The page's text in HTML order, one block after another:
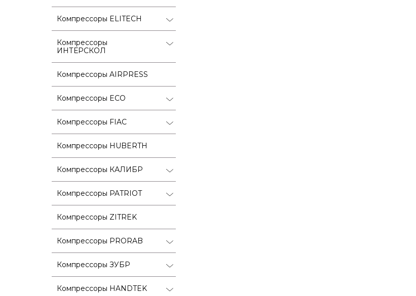
Компрессоры ELITECH
Компрессоры
ИНТЕРСКОЛ
Компрессоры AIRPRESS
Компрессоры ECO
Компрессоры FIAC
Компрессоры HUBERTH
Компрессоры КАЛИБР
Компрессоры PATRIOT
Компрессоры ZITREK
Компрессоры PRORAB
Компрессоры ЗУБР
Компрессоры HANDTEK